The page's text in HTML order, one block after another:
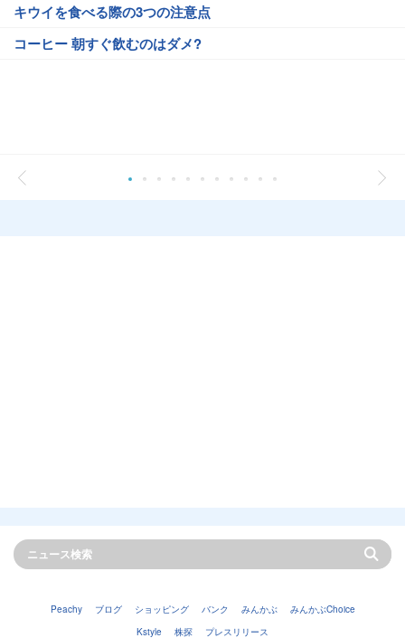
キウイを食べる際の3つの注意点
コーヒー 朝すぐ飲むのはダメ?
Peachy ブログ ショッピング バンク みんかぶ
みんかぶChoice
Kstyle
株探 プレスリリース